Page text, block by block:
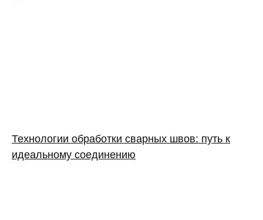
Технологии обработки сварных швов: путь к
идеальному соединению